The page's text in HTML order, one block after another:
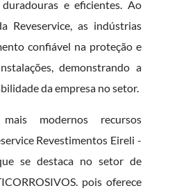
e eficientes. Ao
Reveservice, as indústrias
confiável na proteção e
demonstrando a
da empresa no setor.
modernos recursos
Revestimentos Eireli -
se destaca no setor de
pois oferece